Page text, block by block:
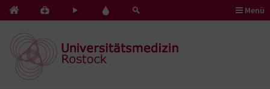
Kontakt
Notfälle
Pflege
Herz
Blut
Menü